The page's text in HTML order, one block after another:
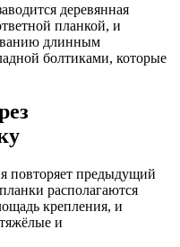
деревянная
планкой, и
длинным
болтиками, которые
повторяет предыдущий
располагаются
крепления, и
и